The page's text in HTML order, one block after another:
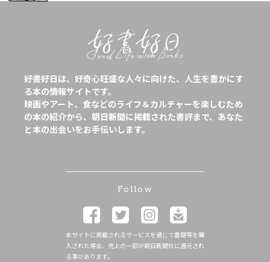
好書好日は、好奇心旺盛な人々に向けた、人生を豊かにす
る本の情報サイトです。
映画やアート、食などのライフ＆カルチャーを楽しむため
の本の紹介から、朝日新聞に掲載された書評まで、あなた
と本の出会いをお手伝いします。
Follow
本サイトに掲載されるサービスを通じて書籍等を購
入された場合、売上の一部が朝日新聞社に還元され
る事があります。